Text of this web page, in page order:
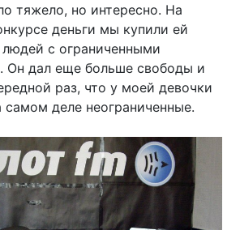
тяжело, но интересно. На
деньги мы купили ей
с ограниченными
Он дал еще больше свободы и
раз, что у моей девочки
деле неограниченные.